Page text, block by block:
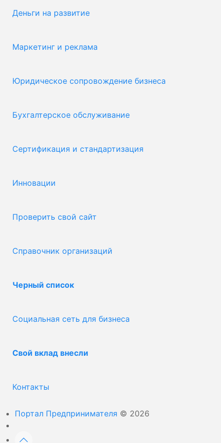
Деньги на развитие
Маркетинг и реклама
Юридическое сопровождение бизнеса
Бухгалтерское обслуживание
Сертификация и стандартизация
Инновации
Проверить свой сайт
Справочник организаций
Черный список
Социальная сеть для бизнеса
Свой вклад внесли
Контакты
Портал Предпринимателя © 2026